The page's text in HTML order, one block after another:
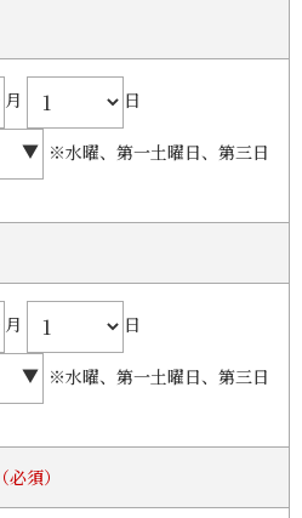
月 日
※水曜、第一土曜日、第三日
月 日
※水曜、第一土曜日、第三日
（必須）